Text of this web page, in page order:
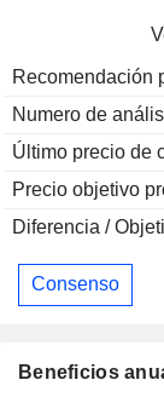
Recomendación
Numero de
Último precio de
Precio objetivo
Diferencia /
Consenso
Beneficios